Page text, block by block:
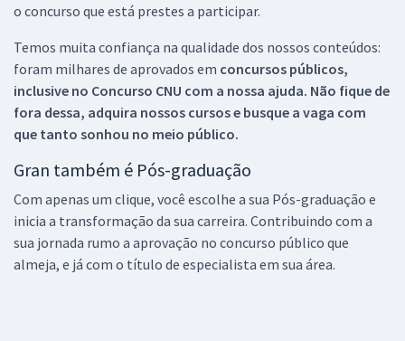
o concurso que está prestes a participar.
Temos muita confiança na qualidade dos nossos conteúdos:
foram milhares de aprovados em concursos públicos,
inclusive no Concurso CNU com a nossa ajuda. Não fique de
fora dessa, adquira nossos cursos e busque a vaga com
que tanto sonhou no meio público.
Gran também é Pós-graduação
Com apenas um clique, você escolhe a sua Pós-graduação e
inicia a transformação da sua carreira. Contribuindo com a
sua jornada rumo a aprovação no concurso público que
almeja, e já com o título de especialista em sua área.